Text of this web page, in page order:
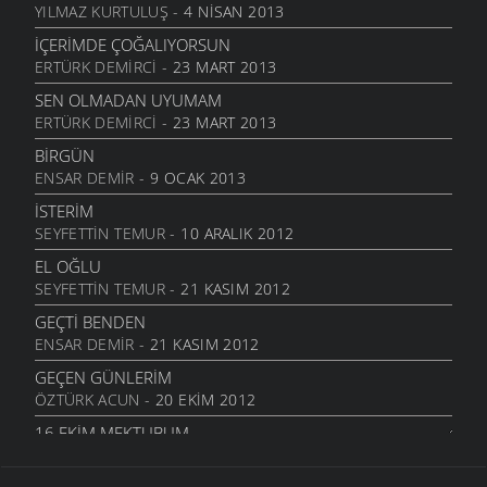
BENDE VARIM
24 TEMMUZ 2011
SARI KIZ
16 TEMMUZ 2011
GELIN CANLAR
3 TEMMUZ 2011
ARTVINIM II
29 HAZIRAN 2011
İNANMIŞTIN
26 HAZIRAN 2011
MANILER
10 HAZIRAN 2011
SÜRDÜM ATIMI
3 HAZIRAN 2011
ARKADAŞ
1 HAZIRAN 2011
YILMAZ KURTULUŞ - 4 NISAN 2013
İÇERIMDE ÇOĞALIYORSUN
ERTÜRK DEMIRCI - 23 MART 2013
SEN OLMADAN UYUMAM
ERTÜRK DEMIRCI - 23 MART 2013
BIRGÜN
ENSAR DEMIR - 9 OCAK 2013
İSTERIM
SEYFETTIN TEMUR- 10 ARALIK 2012
EL OĞLU
SEYFETTIN TEMUR- 21 KASIM 2012
GEÇTI BENDEN
ENSAR DEMIR - 21 KASIM 2012
GEÇEN GÜNLERIM
ÖZTÜRK ACUN - 20 EKIM 2012
16.EKIM MEKTUBUM